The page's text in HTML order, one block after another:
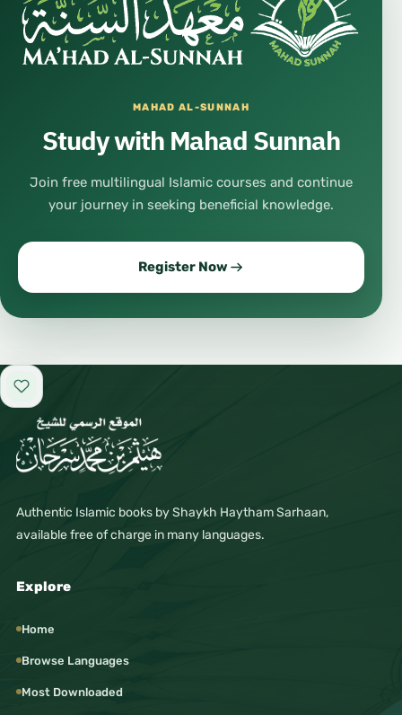
MAHAD AL-SUNNAH
Study with Mahad Sunnah
Join free multilingual Islamic courses and continue
your journey in seeking beneficial knowledge.
Register Now
Add to favorites
Authentic Islamic books by Shaykh Haytham Sarhaan,
available free of charge in many languages.
Explore
Home
Browse Languages
Most Downloaded